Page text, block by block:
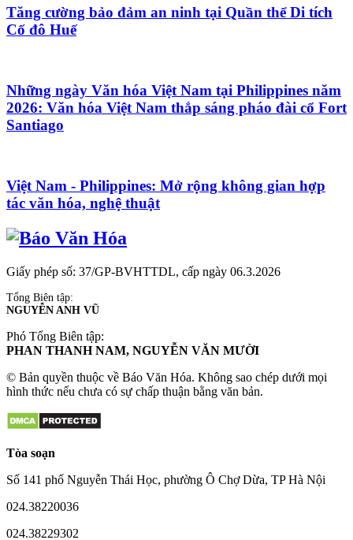
Tăng cường bảo đảm an ninh tại Quần thể Di tích
Cố đô Huế
Những ngày Văn hóa Việt Nam tại Philippines năm
2026: Văn hóa Việt Nam thắp sáng pháo đài cổ Fort
Santiago
Việt Nam - Philippines: Mở rộng không gian hợp
tác văn hóa, nghệ thuật
Giấy phép số: 37/GP-BVHTTDL, cấp ngày 06.3.2026
Tổng Biên tập:
NGUYỄN ANH VŨ
Phó Tổng Biên tập:
PHAN THANH NAM, NGUYỄN VĂN MƯỜI
© Bản quyền thuộc về Báo Văn Hóa. Không sao chép dưới mọi
hình thức nếu chưa có sự chấp thuận bằng văn bản.
Tòa soạn
Số 141 phố Nguyễn Thái Học, phường Ô Chợ Dừa, TP Hà Nội
024.38220036
024.38229302